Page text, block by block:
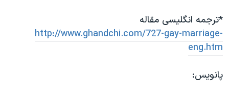
*ترجمه انگليسی مقاله
http://www.ghandchi.com/727-gay-marriage-
eng.htm
پانويس: